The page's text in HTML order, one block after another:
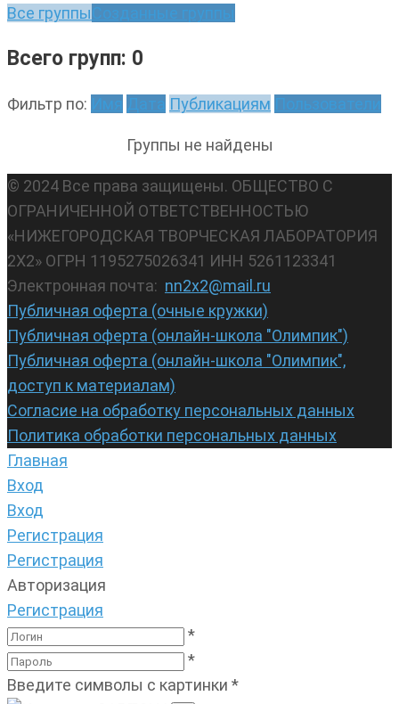
Все группыСозданные группы
Всего групп: 0
Фильтр по: Имя Дата Публикациям Пользователи
Группы не найдены
© 2024 Все права защищены. ОБЩЕСТВО С
ОГРАНИЧЕННОЙ ОТВЕТСТВЕННОСТЬЮ
«НИЖЕГОРОДСКАЯ ТВОРЧЕСКАЯ ЛАБОРАТОРИЯ
2Х2» ОГРН 1195275026341 ИНН 5261123341
Электронная почта: nn2x2@mail.ru
Публичная оферта (очные кружки)
Публичная оферта (онлайн-школа "Олимпик")
Публичная оферта (онлайн-школа "Олимпик",
доступ к материалам)
Согласие на обработку персональных данных
Политика обработки персональных данных
Главная
Вход
Вход
Регистрация
Регистрация
Авторизация
Регистрация
*
*
Введите символы с картинки *